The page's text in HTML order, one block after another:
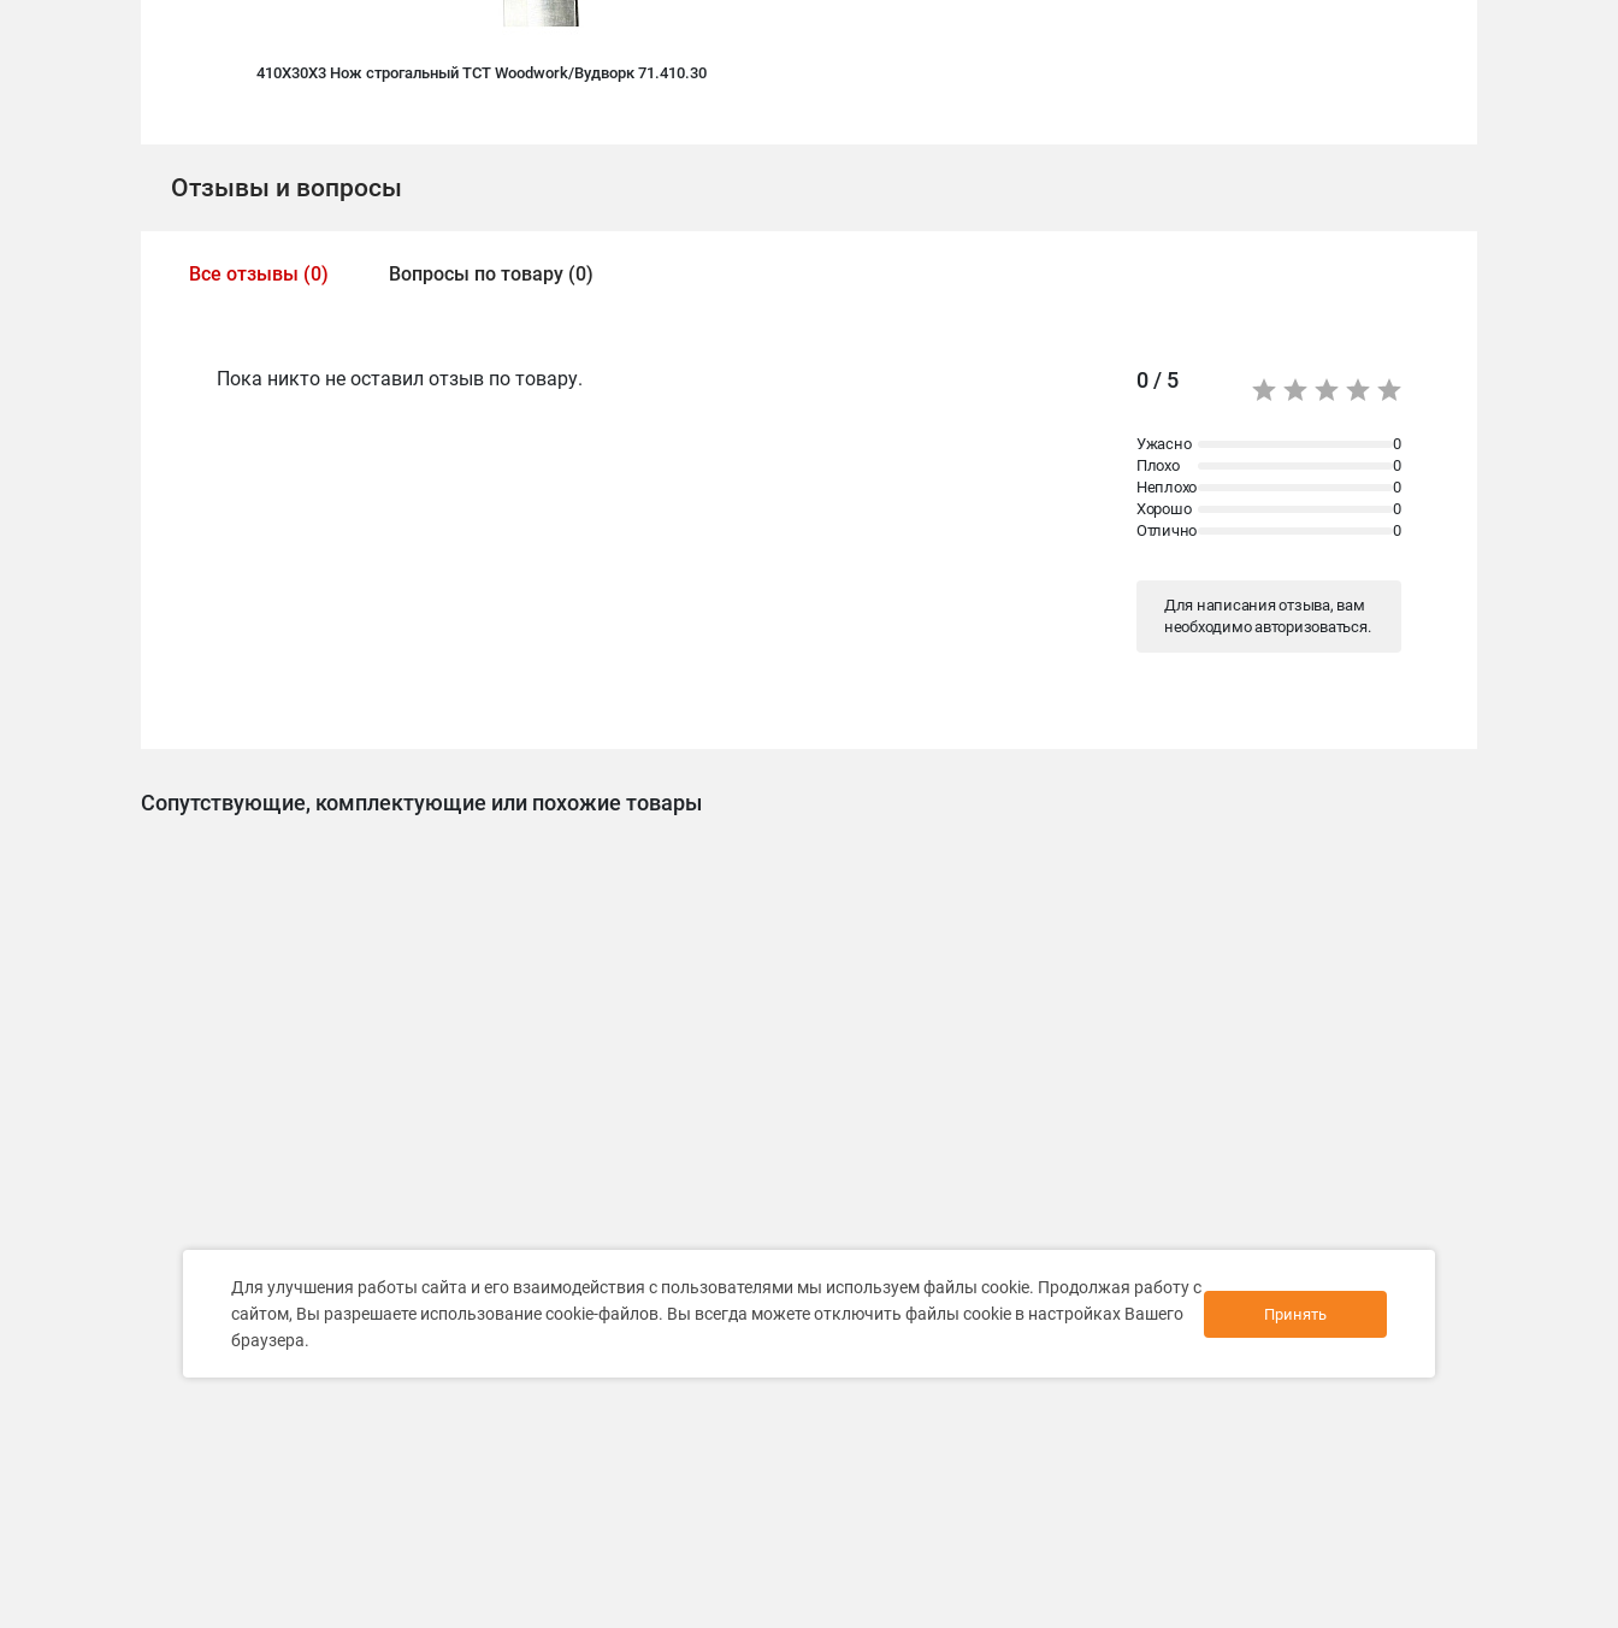
410X30X3 Нож строгальный TCT Woodwork/Вудворк 71.410.30
Отзывы и вопросы
Все отзывы (0) Вопросы по товару (0)
Пока никто не оставил отзыв по товару. 0 / 5
Ужасно
0
Плохо
0
Неплохо
0
Хорошо
0
Отлично
0
Для написания отзыва, вам
необходимоавторизоваться.
Сопутствующие, комплектующие или похожие товары
Для улучшения работы сайта и его взаимодействия с пользователями мы используем файлы cookie. Продолжая работу с
сайтом, Вы разрешаете использование cookie-файлов. Вы всегда можете отключить файлы cookie в настройках Вашего
браузера.
Принять